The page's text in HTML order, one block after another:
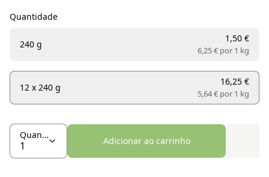
Quantidade
240 g
1,50 €
6,25 € por 1 kg
12 x 240 g
16,25 €
5,64 € por 1 kg
Quantidade
Adicionar ao carrinho